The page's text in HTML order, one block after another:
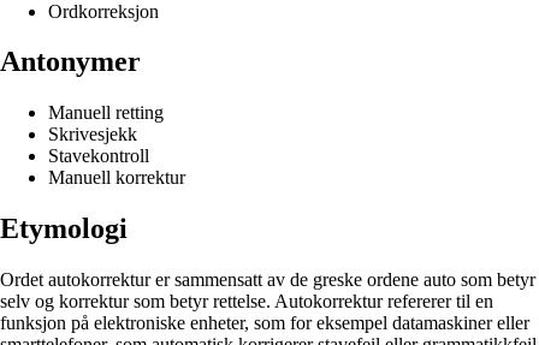
Ordkorreksjon
Antonymer
Manuell retting
Skrivesjekk
Stavekontroll
Manuell korrektur
Etymologi
Ordet autokorrektur er sammensatt av de greske ordene auto som betyr
selv og korrektur som betyr rettelse. Autokorrektur refererer til en
funksjon på elektroniske enheter, som for eksempel datamaskiner eller